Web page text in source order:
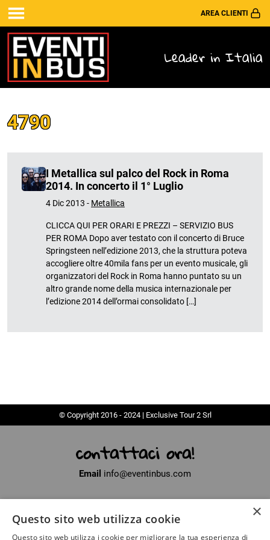
AREA CLIENTI
Leader in Italia
4790
I Metallica sul palco del Rock in Roma
2014. In concerto il 1° Luglio
4 Dic 2013 - Metallica
CLICCA QUI PER ORARI E PREZZI – SERVIZIO BUS
PER ROMA Dopo aver testato con il concerto di Bruce
Springsteen nell’edizione 2013, che la struttura poteva
accogliere oltre 40mila fans per un evento musicale, gli
organizzatori del Rock in Roma hanno puntato su un
altro grande nome della musica internazionale per
l’edizione 2014 dell’ormai consolidato […]
© Copyright 2016 - 2024 | Exclusive Tour 2 Srl
contattaci ora!
Email info@eventinbus.com
Partita Iva01371040450
×
Questo sito web utilizza cookie
Questo sito web utilizza i cookie per migliorare la tua esperienza di